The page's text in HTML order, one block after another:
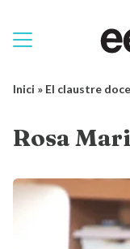
Inici » El claustre
Rosa